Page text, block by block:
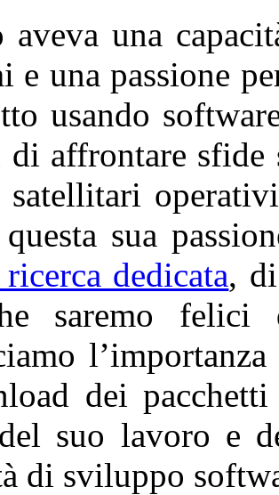
aveva una
e una passione
usando
affrontare sfide
sua
dedicata,
saremo felici
dei
suo lavoro e
di sviluppo